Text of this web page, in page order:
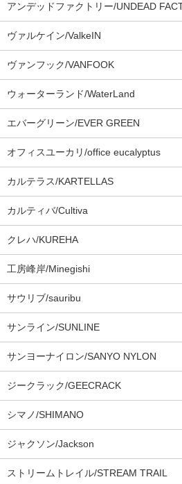
アンデッドファクトリー/UNDEAD
ヴァルケイン/ValkeIN
ヴァンフック/VANFOOK
ウォーターランド/WaterLand
エバーグリーン/EVER GREEN
オフィスユーカリ/office eucalyptus
カルテラス/KARTELLAS
カルティバ/Cultiva
クレハ/KUREHA
工房峰岸/Minegishi
サウリブ/sauribu
サンライン/SUNLINE
サンヨーナイロン/SANYO NYLON
ジークラック/GEECRACK
シマノ/SHIMANO
ジャクソン/Jackson
ストリームトレイル/STREAM TRAIL